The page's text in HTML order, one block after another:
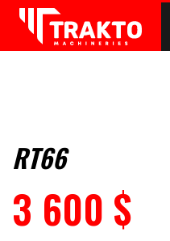
RT66
3 600 $